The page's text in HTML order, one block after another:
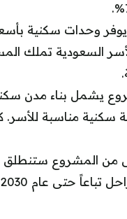
السعودية تملك
يشمل بناء مدن
سكنية مناسبة